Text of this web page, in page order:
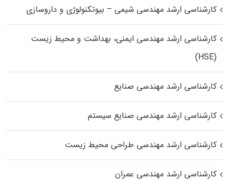
کارشناسی ارشد مهندسی شیمی – بیوتکنولوژی و داروسازی
کارشناسی ارشد مهندسی ایمنی، بهداشت و محیط زیست
(HSE)
کارشناسی ارشد مهندسی صنایع
کارشناسی ارشد مهندسی صنایع سیستم
کارشناسی ارشد مهندسی طراحی محیط زیست
کارشناسی ارشد مهندسی عمران